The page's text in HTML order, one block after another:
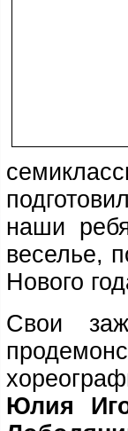
наши
веселье,
Нового
Свои
Юлия